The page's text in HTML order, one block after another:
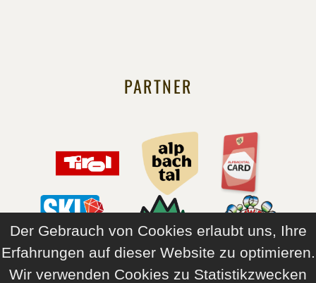
Der Gebrauch von Cookies erlaubt uns, Ihre
Erfahrungen auf dieser Website zu optimieren.
Wir verwenden Cookies zu Statistikzwecken
PARTNER